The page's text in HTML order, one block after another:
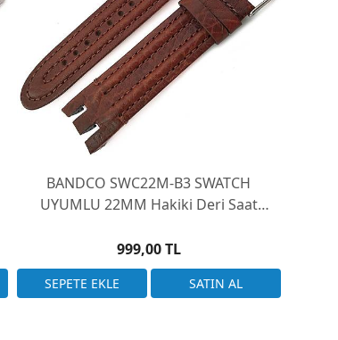
BANDCO SWC22M-B3 SWATCH
UYUMLU 22MM Hakiki Deri Saat
999,00 TL